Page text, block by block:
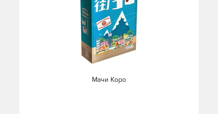
Мачи Коро